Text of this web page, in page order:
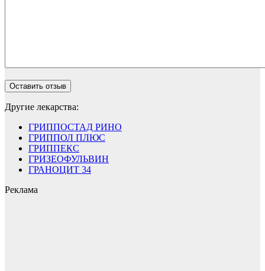
Другие лекарства:
ГРИППОСТАД РИНО
ГРИППОЛ ПЛЮС
ГРИППЕКС
ГРИЗЕОФУЛЬВИН
ГРАНОЦИТ 34
Реклама